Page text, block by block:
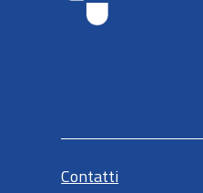
Contatti